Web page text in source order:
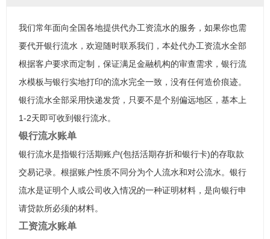
我们常年面向全国各地提供代办工资流水的服务，如果你也需
要代开银行流水，欢迎随时联系我们，本处代办工资流水全部
根据客户要求而定制，保证满足金融机构的审查需求，银行流
水模板与银行实地打印的流水完全一致，没有任何造价痕迹。
银行流水全部采用快递发货，只要不是个别偏远地区，基本上
1-2天即可收到银行流水。
银行流水账单
银行流水是指银行活期账户(包括活期存折和银行卡)的存取款
交易记录。根据账户性质不同分为个人流水和对公流水。银行
流水是证明个人或公司收入情况的一种证明材料，是向银行申
请贷款所必须的材料。
工资流水账单